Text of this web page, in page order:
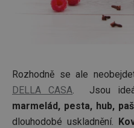
Rozhodně se ale
DELLA CASA . Jsou
marmelád, pesta, hub,
dlouhodobé uskladnění.